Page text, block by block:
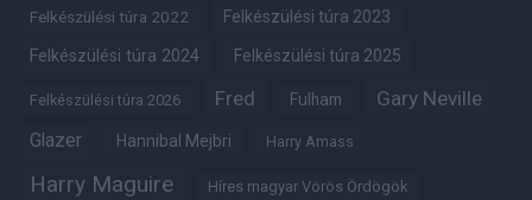
Felkészülési túra 2022 Felkészülési túra 2023
Felkészülési túra 2024 Felkészülési túra 2025
Felkészülési túra 2026 Fred Fulham Gary Neville
Glazer Hannibal Mejbri Harry Amass
Harry Maguire Híres magyar Vörös Ördögök